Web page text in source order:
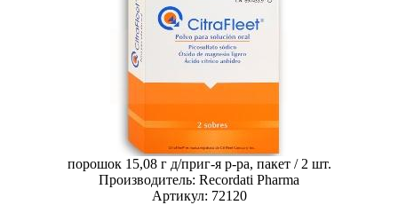
порошок 15,08 г д/приг-я р-ра, пакет / 2 шт.
Производитель: Recordati Pharma
Артикул: 72120